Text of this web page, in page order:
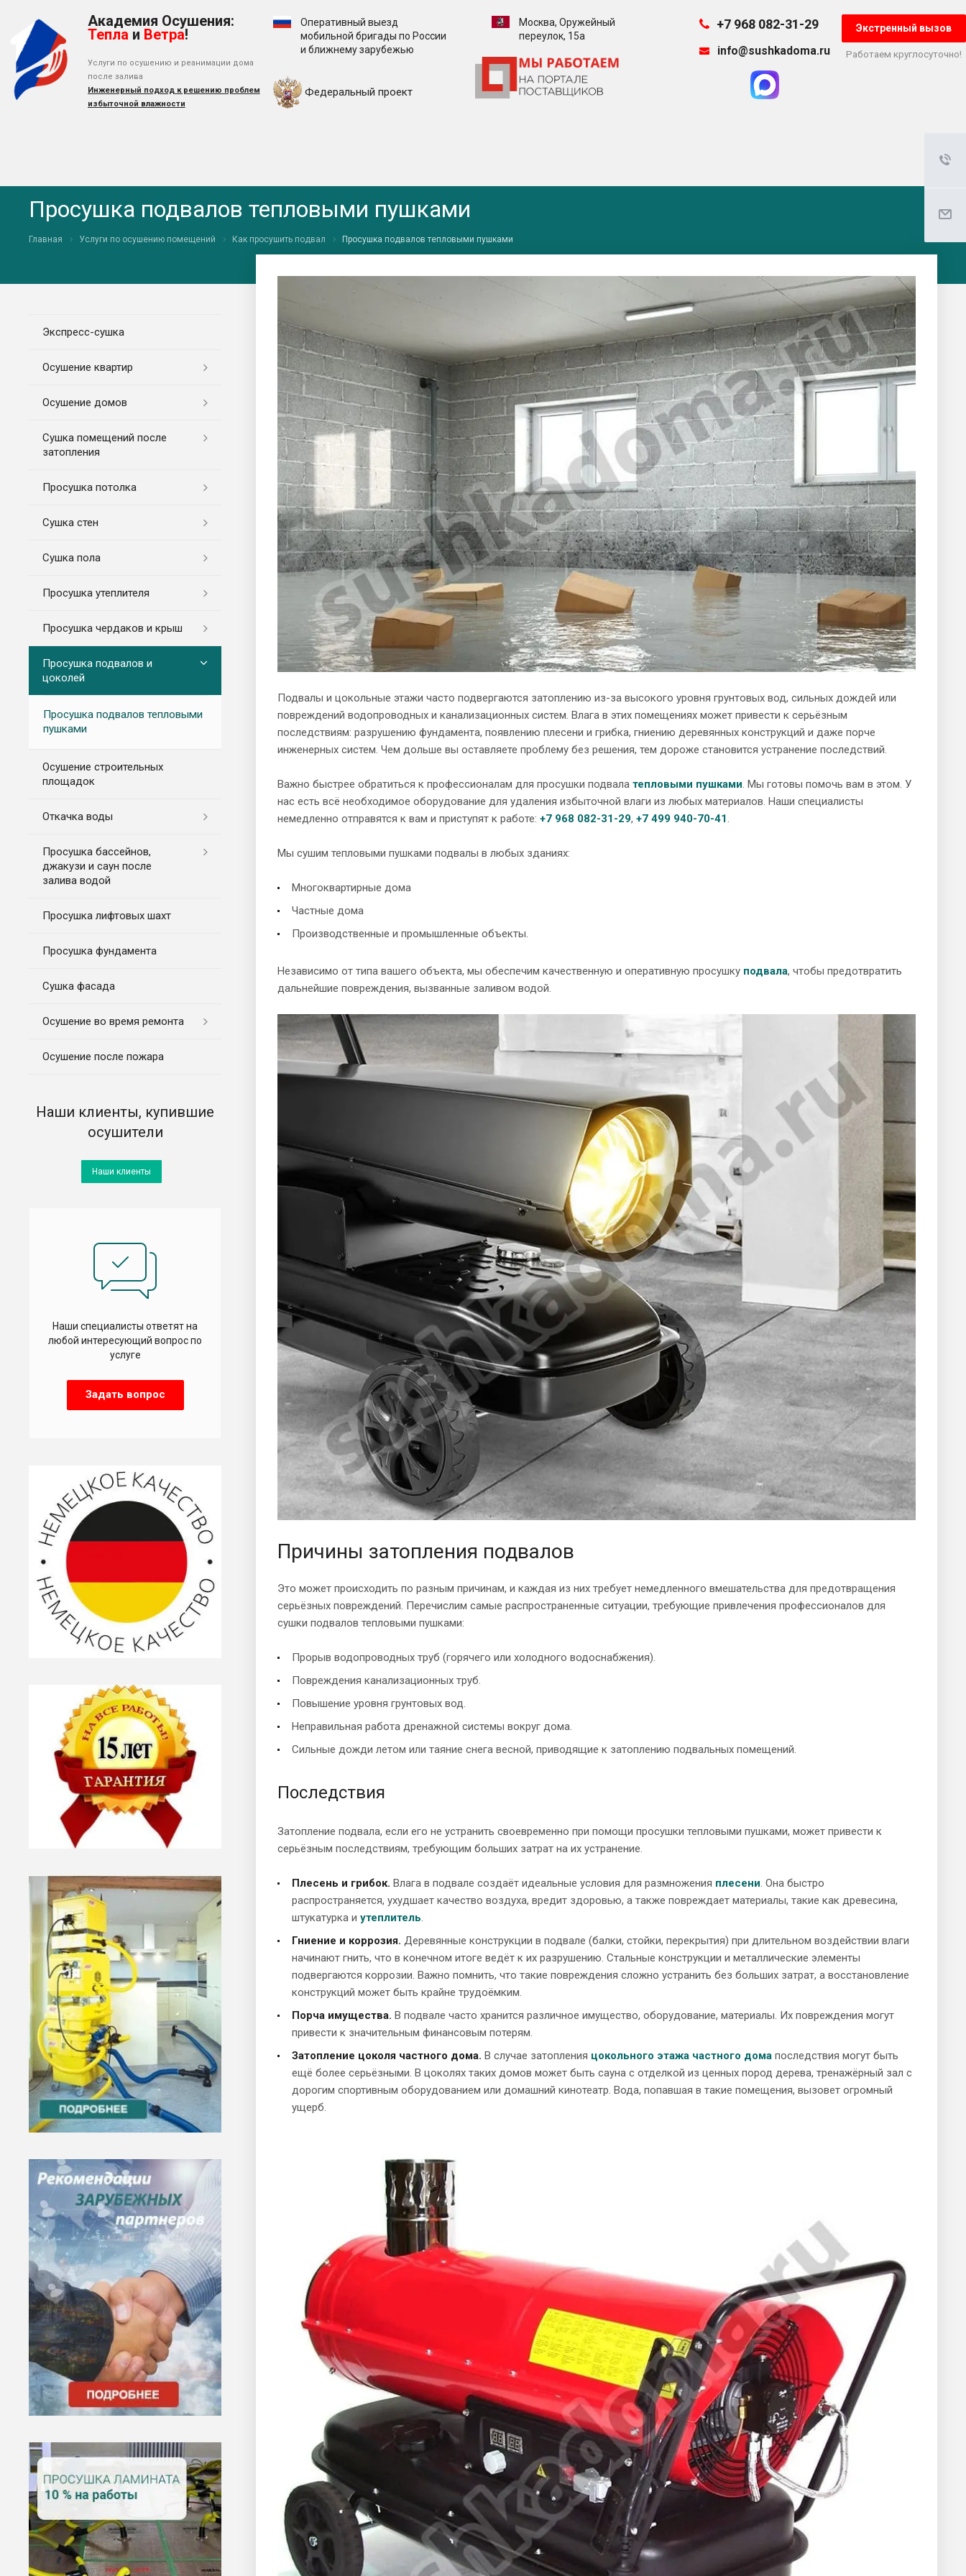
Академия Осушения:
Тепла и Ветра!
Услуги по осушению и реанимации дома
после залива
Инженерный подход к решению проблем
избыточной влажности
Оперативный выезд
мобильной бригады по России
и ближнему зарубежью
Федеральный проект
Москва, Оружейный
переулок, 15а
+7 968 082-31-29
info@sushkadoma.ru
Экстренный вызов
Работаем круглосуточно!
Просушка подвалов тепловыми пушками
Главная Услуги по осушению помещений Как просушить подвал Просушка подвалов тепловыми пушками
Подвалы и цокольные этажи часто подвергаются затоплению из-за высокого уровня грунтовых вод, сильных дождей или
повреждений водопроводных и канализационных систем. Влага в этих помещениях может привести к серьёзным
последствиям: разрушению фундамента, появлению плесени и грибка, гниению деревянных конструкций и даже порче
инженерных систем. Чем дольше вы оставляете проблему без решения, тем дороже становится устранение последствий.
Важно быстрее обратиться к профессионалам для просушки подвала тепловыми пушками. Мы готовы помочь вам в этом. У
нас есть всё необходимое оборудование для удаления избыточной влаги из любых материалов. Наши специалисты
немедленно отправятся к вам и приступят к работе: +7 968 082-31-29, +7 499 940-70-41.
Мы сушим тепловыми пушками подвалы в любых зданиях:
Многоквартирные дома
Частные дома
Производственные и промышленные объекты.
Независимо от типа вашего объекта, мы обеспечим качественную и оперативную просушку подвала, чтобы предотвратить
дальнейшие повреждения, вызванные заливом водой.
Причины затопления подвалов
Это может происходить по разным причинам, и каждая из них требует немедленного вмешательства для предотвращения
серьёзных повреждений. Перечислим самые распространенные ситуации, требующие привлечения профессионалов для
сушки подвалов тепловыми пушками:
Прорыв водопроводных труб (горячего или холодного водоснабжения).
Повреждения канализационных труб.
Повышение уровня грунтовых вод.
Неправильная работа дренажной системы вокруг дома.
Сильные дожди летом или таяние снега весной, приводящие к затоплению подвальных помещений.
Последствия
Затопление подвала, если его не устранить своевременно при помощи просушки тепловыми пушками, может привести к
серьёзным последствиям, требующим больших затрат на их устранение.
Плесень и грибок. Влага в подвале создаёт идеальные условия для размножения плесени. Она быстро
распространяется, ухудшает качество воздуха, вредит здоровью, а также повреждает материалы, такие как древесина,
штукатурка и утеплитель.
Гниение и коррозия. Деревянные конструкции в подвале (балки, стойки, перекрытия) при длительном воздействии влаги
начинают гнить, что в конечном итоге ведёт к их разрушению. Стальные конструкции и металлические элементы
подвергаются коррозии. Важно помнить, что такие повреждения сложно устранить без больших затрат, а восстановление
конструкций может быть крайне трудоёмким.
Порча имущества. В подвале часто хранится различное имущество, оборудование, материалы. Их повреждения могут
привести к значительным финансовым потерям.
Затопление цоколя частного дома. В случае затопления цокольного этажа частного дома последствия могут быть
ещё более серьёзными. В цоколях таких домов может быть сауна с отделкой из ценных пород дерева, тренажёрный зал с
дорогим спортивным оборудованием или домашний кинотеатр. Вода, попавшая в такие помещения, вызовет огромный
ущерб.
Экспресс-cушка
Осушение квартир
Осушение домов
Сушка помещений после
затопления
Просушка потолка
Сушка стен
Сушка пола
Просушка утеплителя
Просушка чердаков и крыш
Просушка подвалов и
цоколей
Просушка подвалов тепловыми
пушками
Осушение строительных
площадок
Откачка воды
Просушка бассейнов,
джакузи и саун после
залива водой
Просушка лифтовых шахт
Просушка фундамента
Сушка фасада
Осушение во время ремонта
Осушение после пожара
Наши клиенты, купившие
осушители
Наши клиенты
Наши специалисты ответят на
любой интересующий вопрос по
услуге
Задать вопрос